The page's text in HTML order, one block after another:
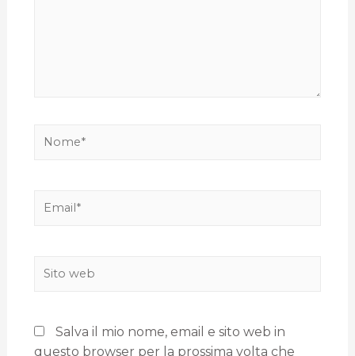
Salva il mio nome, email e sito web in
questo browser per la prossima volta che